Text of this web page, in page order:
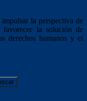
la perspectiva de
la solución de
derechos humanos y el